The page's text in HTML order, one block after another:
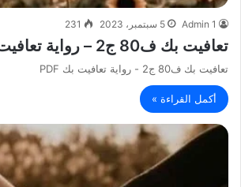
Admin 1 5 سبتمبر، 2023 231
تعافيت بك ف80 ج2 – رواية تعافيت بك PDF
تعافيت بك ف80 ج2 - رواية تعافيت بك PDF
أكمل القراءة »